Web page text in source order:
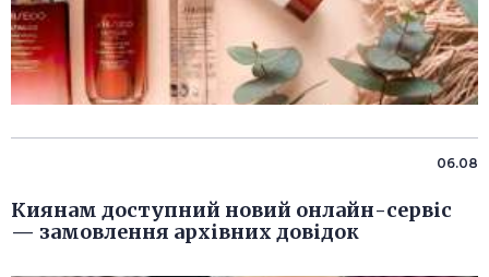
06.08
Киянам доступний новий онлайн-сервіс
— замовлення архівних довідок